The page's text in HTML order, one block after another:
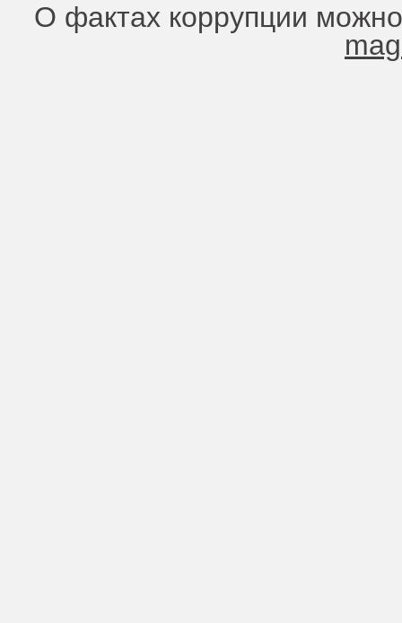
О фактах коррупции